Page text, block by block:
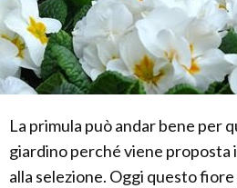
La primula può andar bene per
giardino perché viene proposta
alla selezione. Oggi questo